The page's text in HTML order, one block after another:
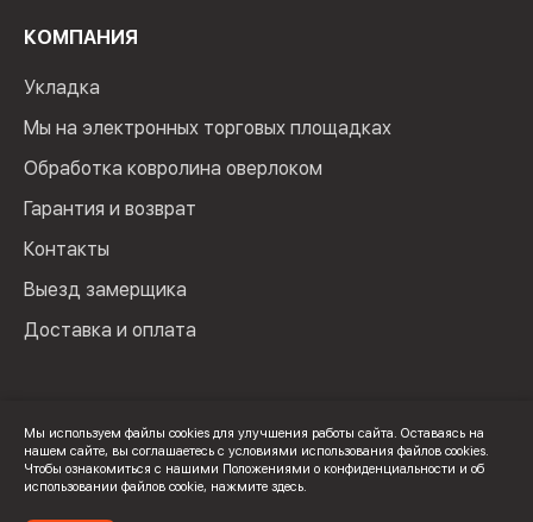
КОМПАНИЯ
Укладка
Мы на электронных торговых площадках
Обработка ковролина оверлоком
Гарантия и возврат
Контакты
Выезд замерщика
Доставка и оплата
© 2024 Мир Ковролина. ИП Зверев Максим Ильич. ИНН:
100502600325
Мы используем файлы cookies для улучшения работы сайта. Оставаясь на
нашем сайте, вы соглашаетесь с условиями использования файлов cookies.
Чтобы ознакомиться с нашими Положениями о конфиденциальности и об
использовании файлов cookie, нажмите здесь.